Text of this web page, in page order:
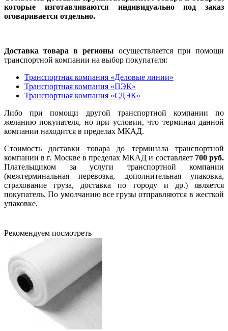
которые изготавливаются индивидуально под заказ
оговаривается отдельно.
Доставка товара в регионы осуществляется при помощи
транспортной компании на выбор покупателя:
Транспортная компания «Деловые линии»
Транспортная компания «ПЭК»
Транспортная компания «СДЭК»
Либо при помощи другой транспортной компании по
желанию покупателя, но при условии, что терминал данной
компании находится в пределах МКАД.
Стоимость доставки товара до терминала транспортной
компании в г. Москве в пределах МКАД и составляет 700 руб.
Плательщиком за услуги транспортной компании
(межтерминальная перевозка, дополнительная упаковка,
страхование груза, доставка по городу и др.) является
покупатель. По умолчанию все грузы отправляются в жесткой
упаковке.
Рекомендуем посмотреть